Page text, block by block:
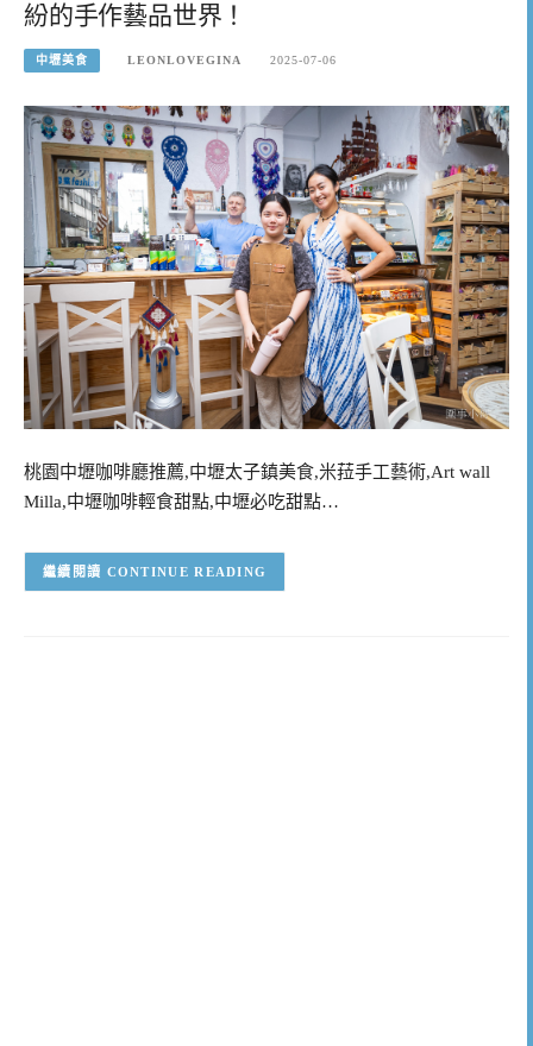
紛的手作藝品世界！
中壢美食 LEONLOVEGINA 2025-07-06
桃園中壢咖啡廳推薦,中壢太子鎮美食,米菈手工藝術,Art wall
Milla,中壢咖啡輕食甜點,中壢必吃甜點…
CONTINUE READING